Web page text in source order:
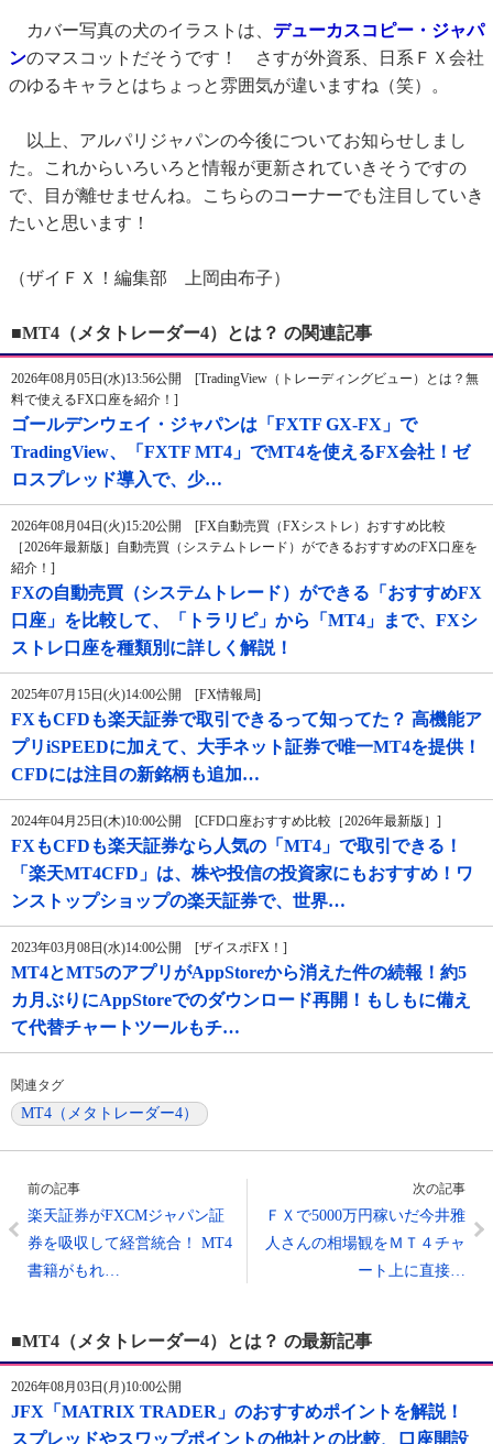
カバー写真の犬のイラストは、 デューカスコピー・ジャパ
ンのマスコットだそうです！ さすが外資系、日系ＦＸ会社
のゆるキャラとはちょっと雰囲気が違いますね（笑）。
以上、アルパリジャパンの今後についてお知らせしまし
た。これからいろいろと情報が更新されていきそうですの
で、目が離せませんね。こちらのコーナーでも注目していき
たいと思います！
（ザイＦＸ！編集部 上岡由布子）
■MT4（メタトレーダー4）とは？ の関連記事
2026年08月05日(水)13:56公開 [TradingView（トレーディングビュー）とは？無
料で使えるFX口座を紹介！]
ゴールデンウェイ・ジャパンは「FXTF GX-FX」で
TradingView、「FXTF MT4」でMT4を使えるFX会社！ゼ
ロスプレッド導入で、少…
2026年08月04日(火)15:20公開 [FX自動売買（FXシストレ）おすすめ比較
［2026年最新版］自動売買（システムトレード）ができるおすすめのFX口座を
紹介！]
FXの自動売買（システムトレード）ができる「おすすめFX
口座」を比較して、「トラリピ」から「MT4」まで、FXシ
ストレ口座を種類別に詳しく解説！
2025年07月15日(火)14:00公開 [FX情報局]
FXもCFDも楽天証券で取引できるって知ってた？ 高機能ア
プリiSPEEDに加えて、大手ネット証券で唯一MT4を提供！
CFDには注目の新銘柄も追加…
2024年04月25日(木)10:00公開 [CFD口座おすすめ比較［2026年最新版］]
FXもCFDも楽天証券なら人気の「MT4」で取引できる！
「楽天MT4CFD」は、株や投信の投資家にもおすすめ！ワ
ンストップショップの楽天証券で、世界…
2023年03月08日(水)14:00公開 [ザイスポFX！]
MT4とMT5のアプリがAppStoreから消えた件の続報！約5
カ月ぶりにAppStoreでのダウンロード再開！もしもに備え
て代替チャートツールもチ…
関連タグ
MT4（メタトレーダー4）
前の記事
楽天証券がFXCMジャパン証
券を吸収して経営統合！ MT4
書籍がもれ…
次の記事
ＦＸで5000万円稼いだ今井雅
人さんの相場観をＭＴ４チャ
ート上に直接…
■MT4（メタトレーダー4）とは？ の最新記事
2026年08月03日(月)10:00公開
JFX「MATRIX TRADER」のおすすめポイントを解説！
スプレッドやスワップポイントの他社との比較、口座開設